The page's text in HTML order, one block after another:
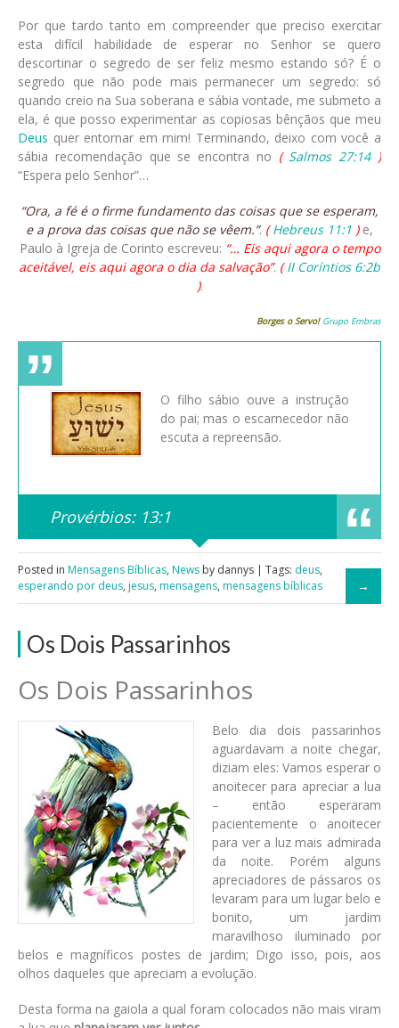
Por que tardo tanto em compreender que preciso exercitar
esta difícil habilidade de esperar no Senhor se quero
descortinar o segredo de ser feliz mesmo estando só? É o
segredo que não pode mais permanecer um segredo: só
quando creio na Sua soberana e sábia vontade, me submeto a
ela, é que posso experimentar as copiosas bênçãos que meu
Deus quer entornar em mim! Terminando, deixo com você a
sábia recomendação que se encontra no ( Salmos 27:14)
“Espera pelo Senhor”…
“Ora, a fé é o firme fundamento das coisas que se esperam,
e a prova das coisas que não se vêem.”. (Hebreus 11:1 )e,
Paulo à Igreja de Corinto escreveu: “… Eis aqui agora o tempo
aceitável, eis aqui agora o dia da salvação”. (II Coríntios 6:2b
).
Borges o Servo! Grupo Embras
O filho sábio ouve a instrução
do pai; mas o escarnecedor não
escuta a repreensão.
Provérbios: 13:1
Posted in Mensagens Bíblicas, News by dannys | Tags: deus,
esperando por deus, jesus, mensagens, mensagens bíblicas
Os Dois Passarinhos
Os Dois Passarinhos
Belo dia dois passarinhos
aguardavam a noite chegar,
diziam eles: Vamos esperar o
anoitecer para apreciar a lua
– então esperaram
pacientemente o anoitecer
para ver a luz mais admirada
da noite. Porém alguns
apreciadores de pássaros os
levaram para um lugar belo e
bonito, um jardim
maravilhoso iluminado por
belos e magníficos postes de jardim; Digo isso, pois, aos
olhos daqueles que apreciam a evolução.
Desta forma na gaiola a qual foram colocados não mais viram